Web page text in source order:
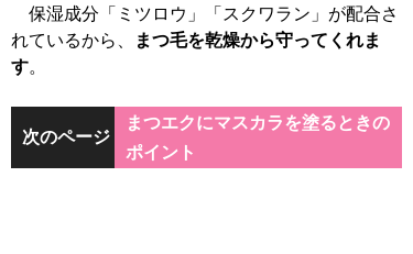
保湿成分「ミツロウ」「スクワラン」が配合さ
れているから、
まつ毛を乾燥から守ってくれま
す。
次のページ
まつエクにマスカラを塗るときの
ポイント